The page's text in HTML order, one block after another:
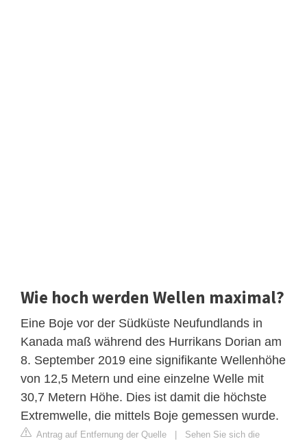
Wie hoch werden Wellen maximal?
Eine Boje vor der Südküste Neufundlands in
Kanada maß während des Hurrikans Dorian am
8. September 2019 eine signifikante Wellenhöhe
von 12,5 Metern und eine einzelne Welle mit
30,7 Metern Höhe. Dies ist damit die höchste
Extremwelle, die mittels Boje gemessen wurde.
Antrag auf Entfernung der Quelle
Sehen Sie sich die